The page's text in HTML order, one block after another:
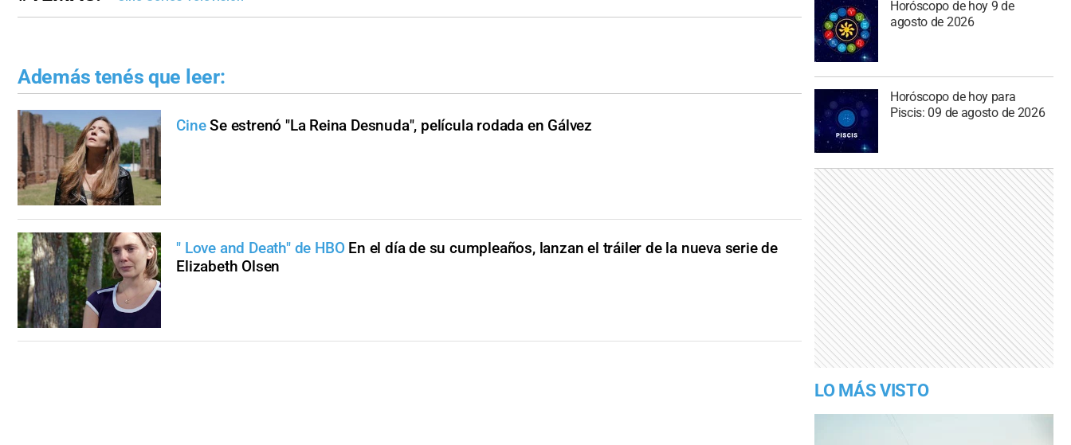
Además tenés que leer:
Cine Se estrenó "La Reina Desnuda", película rodada en Gálvez
" Love and Death" de HBO En el día de su cumpleaños, lanzan el tráiler de la nueva serie de
Elizabeth Olsen
Horóscopo de hoy 9 de
agosto de 2026
Horóscopo de hoy para
Piscis: 09 de agosto de 2026
LO MÁS VISTO